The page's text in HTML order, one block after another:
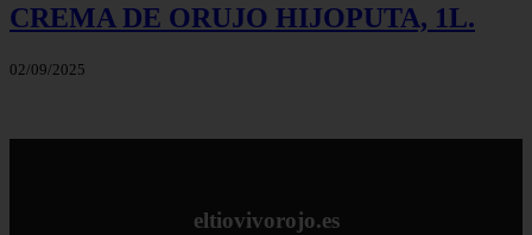
CREMA DE ORUJO HIJOPUTA, 1L.
02/09/2025
eltiovivorojo.es